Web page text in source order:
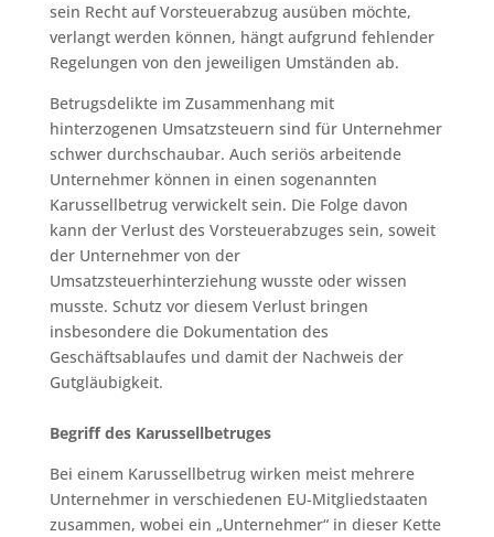
sein Recht auf Vorsteuerabzug ausüben möchte,
verlangt werden können, hängt aufgrund fehlender
Regelungen von den jeweiligen Umständen ab.
Betrugsdelikte im Zusammenhang mit
hinterzogenen Umsatzsteuern sind für Unternehmer
schwer durchschaubar. Auch seriös arbeitende
Unternehmer können in einen sogenannten
Karussellbetrug verwickelt sein. Die Folge davon
kann der Verlust des Vorsteuerabzuges sein, soweit
der Unternehmer von der
Umsatzsteuerhinterziehung wusste oder wissen
musste. Schutz vor diesem Verlust bringen
insbesondere die Dokumentation des
Geschäftsablaufes und damit der Nachweis der
Gutgläubigkeit.
Begriff des Karussellbetruges
Bei einem Karussellbetrug wirken meist mehrere
Unternehmer in verschiedenen EU-Mitgliedstaaten
zusammen, wobei ein „Unternehmer“ in dieser Kette